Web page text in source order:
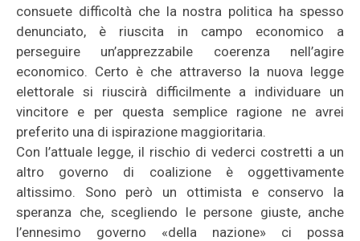
consuete difficoltà che la nostra politica ha spesso
denunciato, è riuscita in campo economico a
perseguire un’apprezzabile coerenza nell’agire
economico. Certo è che attraverso la nuova legge
elettorale si riuscirà difficilmente a individuare un
vincitore e per questa semplice ragione ne avrei
preferito una di ispirazione maggioritaria.
Con l’attuale legge, il rischio di vederci costretti a un
altro governo di coalizione è oggettivamente
altissimo. Sono però un ottimista e conservo la
speranza che, scegliendo le persone giuste, anche
l’ennesimo governo «della nazione» ci possa